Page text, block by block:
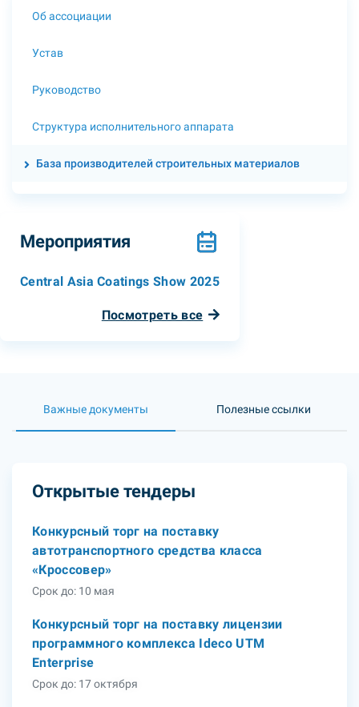
Об ассоциации
Устав
Руководство
Структура исполнительного аппарата
База производителей строительных материалов
Мероприятия
Central Asia Coatings Show 2025
Посмотреть все
Важные документы Полезные ссылки
Открытые тендеры
Конкурсный торг на поставку
автотранспортного средства класса
«Кроссовер»
Срок до: 10 мая
Конкурсный торг на поставку лицензии
программного комплекса Ideco UTM
Enterprise
Срок до: 17 октября